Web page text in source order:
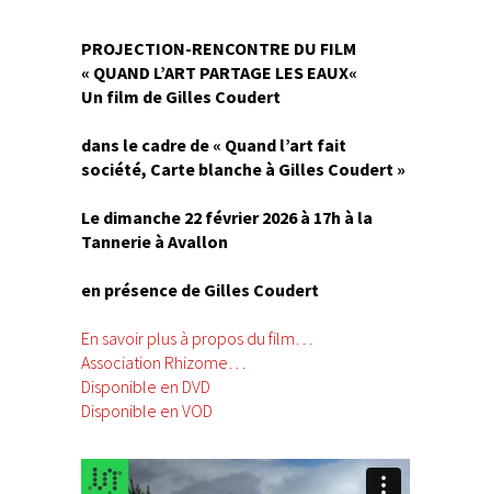
PROJECTION-RENCONTRE DU FILM
« QUAND L’ART PARTAGE LES EAUX«
Un film de Gilles Coudert
dans le cadre de « Quand l’art fait
société, Carte blanche à Gilles Coudert »
Le dimanche 22 février 2026 à 17h à la
Tannerie à Avallon
en présence de Gilles Coudert
En savoir plus à propos du film…
Association Rhizome…
Disponible en DVD
Disponible en VOD